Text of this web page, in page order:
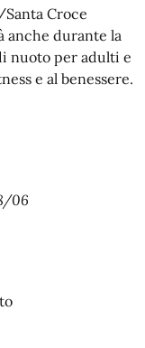
Croce
anche durante la
nuoto per adulti e
e al benessere.
06